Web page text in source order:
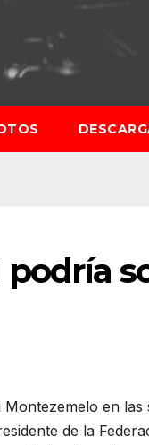
podría
en
de la